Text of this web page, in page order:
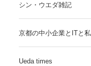
シン・ウエダ雑記
京都の中小企業とITと私
Ueda times